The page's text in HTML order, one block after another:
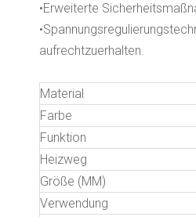
•Erweiterte
aufrechtzuerhalten.
Material
Farbe
Funktion
Heizweg
Größe (MM)
Verwendung